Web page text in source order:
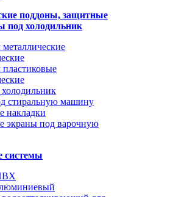
поддоны, защитные
под холодильник
стиральную машину
накладки
экраны под варочную
системы